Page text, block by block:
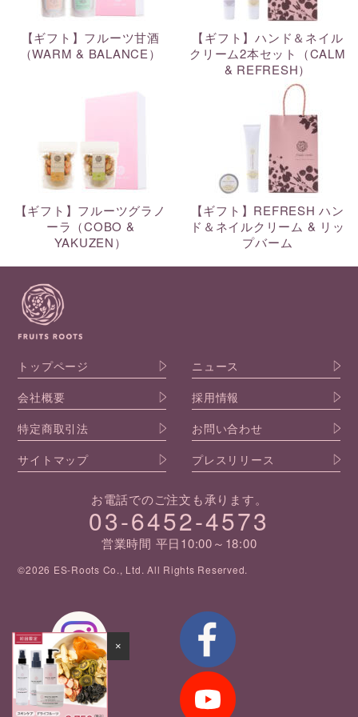
×
【ギフト】フルーツ甘酒
（WARM & BALANCE）
【ギフト】ハンド＆ネイル
クリーム2本セット（CALM
& REFRESH）
【ギフト】フルーツグラノ
ーラ（COBO &
YAKUZEN）
【ギフト】REFRESH ハン
ド＆ネイルクリーム & リッ
プバーム
トップページ
ニュース
会社概要
採用情報
特定商取引法
お問い合わせ
サイトマップ
プレスリリース
お電話でのご注文も承ります。
03-6452-4573
営業時間 平日10:00～18:00
©2026 ES-Roots Co., Ltd. All Rights Reserved.